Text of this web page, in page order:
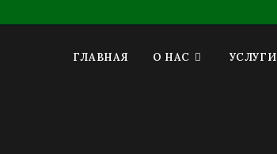
ГЛАВНАЯ О НАС УСЛУГИ